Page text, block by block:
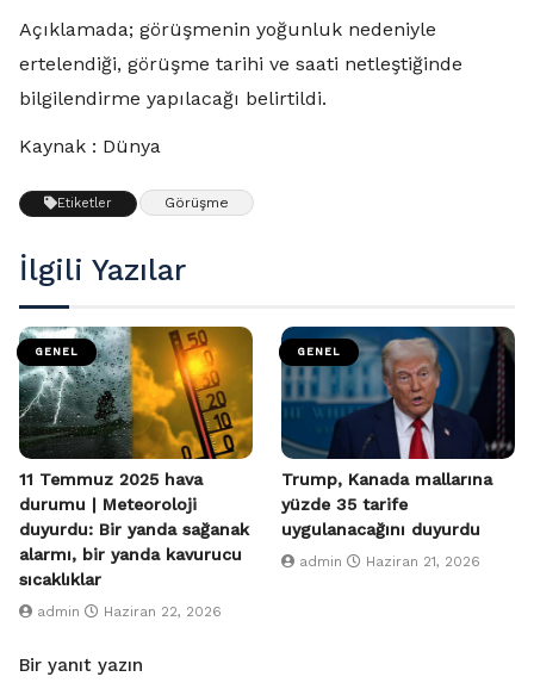
Açıklamada; görüşmenin yoğunluk nedeniyle
ertelendiği, görüşme tarihi ve saati netleştiğinde
bilgilendirme yapılacağı belirtildi.
Kaynak : Dünya
Etiketler Görüşme
İlgili Yazılar
GENEL
11 Temmuz 2025 hava
durumu | Meteoroloji
duyurdu: Bir yanda sağanak
alarmı, bir yanda kavurucu
sıcaklıklar
admin Haziran 22, 2026
GENEL
Trump, Kanada mallarına
yüzde 35 tarife
uygulanacağını duyurdu
admin Haziran 21, 2026
Bir yanıt yazın